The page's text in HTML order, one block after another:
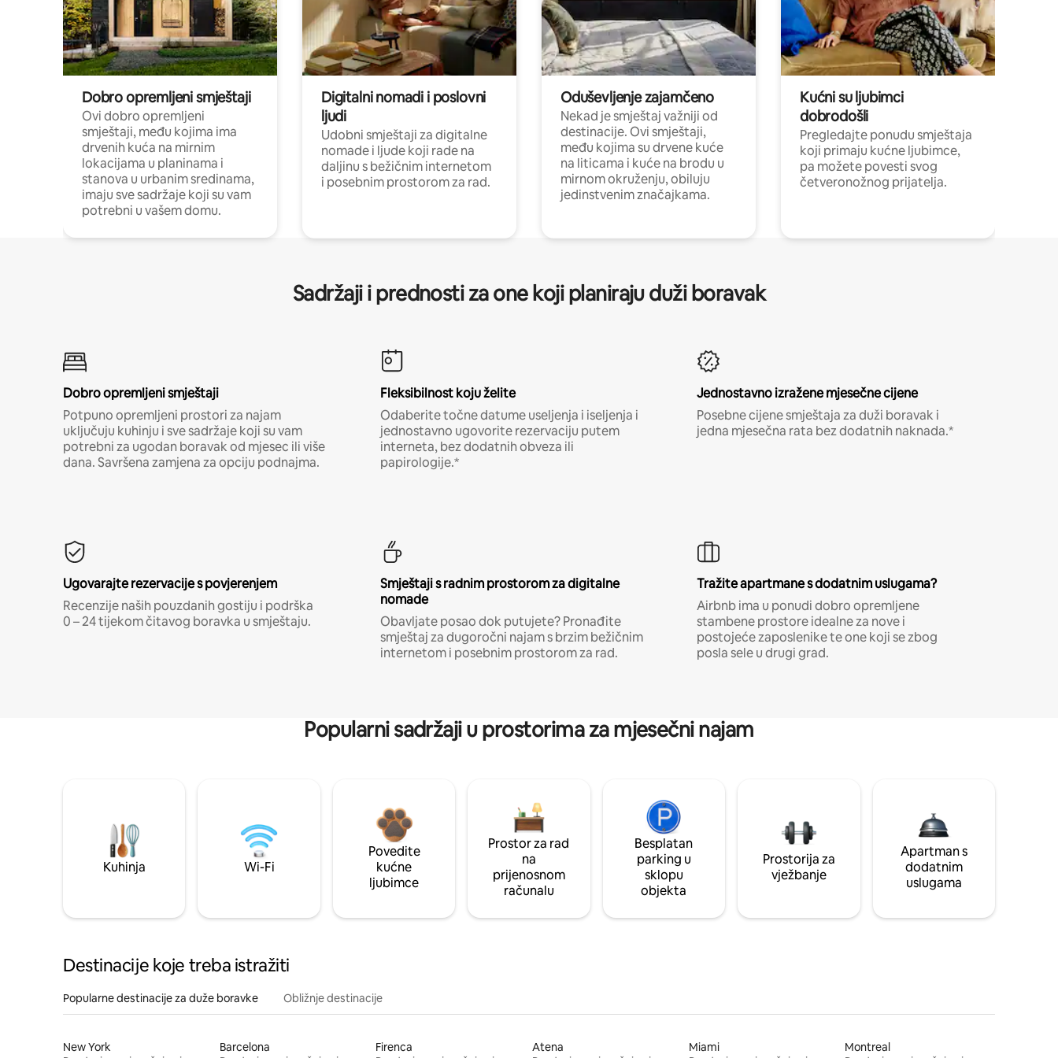
Dobro opremljeni smještaji
Ovi dobro opremljeni
smještaji, među kojima ima
drvenih kuća na mirnim
lokacijama u planinama i
stanova u urbanim sredinama,
imaju sve sadržaje koji su vam
potrebni u vašem domu.
Digitalni nomadi i poslovni
ljudi
Udobni smještaji za digitalne
nomade i ljude koji rade na
daljinu s bežičnim internetom
i posebnim prostorom za rad.
Oduševljenje zajamčeno
Nekad je smještaj važniji od
destinacije. Ovi smještaji,
među kojima su drvene kuće
na liticama i kuće na brodu u
mirnom okruženju, obiluju
jedinstvenim značajkama.
Kućni su ljubimci
dobrodošli
Pregledajte ponudu smještaja
koji primaju kućne ljubimce,
pa možete povesti svog
četveronožnog prijatelja.
Sadržaji i prednosti za one koji planiraju duži boravak
Dobro opremljeni smještaji
Potpuno opremljeni prostori za najam
uključuju kuhinju i sve sadržaje koji su vam
potrebni za ugodan boravak od mjesec ili više
dana. Savršena zamjena za opciju podnajma.
Fleksibilnost koju želite
Odaberite točne datume useljenja i iseljenja i
jednostavno ugovorite rezervaciju putem
interneta, bez dodatnih obveza ili
papirologije.*
Jednostavno izražene mjesečne cijene
Posebne cijene smještaja za duži boravak i
jedna mjesečna rata bez dodatnih naknada.*
Ugovarajte rezervacije s povjerenjem
Recenzije naših pouzdanih gostiju i podrška
0 – 24 tijekom čitavog boravka u smještaju.
Smještaji s radnim prostorom za digitalne
nomade
Obavljate posao dok putujete? Pronađite
smještaj za dugoročni najam s brzim bežičnim
internetom i posebnim prostorom za rad.
Tražite apartmane s dodatnim uslugama?
Airbnb ima u ponudi dobro opremljene
stambene prostore idealne za nove i
postojeće zaposlenike te one koji se zbog
posla sele u drugi grad.
Popularni sadržaji u prostorima za mjesečni najam
Kuhinja Wi-Fi
Povedite
kućne
ljubimce
Prostor za rad
na
prijenosnom
računalu
Besplatan
parking u
sklopu
objekta
Prostorija za
vježbanje
Apartman s
dodatnim
uslugama
Destinacije koje treba istražiti
Popularne destinacije za duže boravke Obližnje destinacije
New York
Barcelona
Firenca
Atena
Miami
Montreal